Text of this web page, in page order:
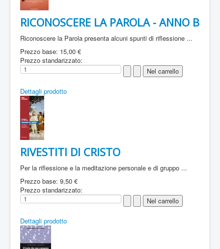
RICONOSCERE LA PAROLA - ANNO B
Riconoscere la Parola presenta alcuni spunti di riflessione ...
Prezzo base: 15,00 €
Prezzo standarizzato:
Dettagli prodotto
RIVESTITI DI CRISTO
Per la riflessione e la meditazione personale e di gruppo ...
Prezzo base: 9,50 €
Prezzo standarizzato:
Dettagli prodotto